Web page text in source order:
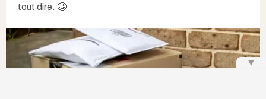
tout dire. 🤩
▼